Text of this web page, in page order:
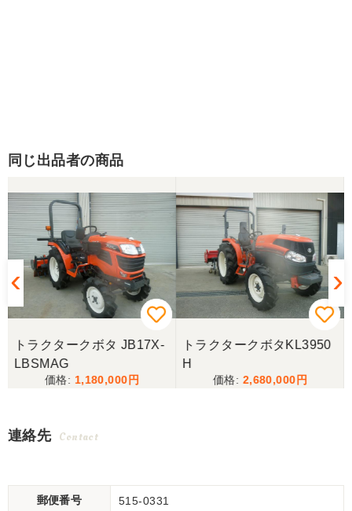
同じ出品者の商品
トラクタークボタ JB17X-
LBSMAG
1,180,000
トラクタークボタKL3950
H
2,680,000
連絡先 Contact
郵便番号 515-0331